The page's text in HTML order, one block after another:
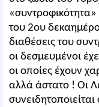
του 2ου
διαθέσεις του
οι δεσμευμένοι
οι οποίες έχουν
αλλά άστατο ! Οι